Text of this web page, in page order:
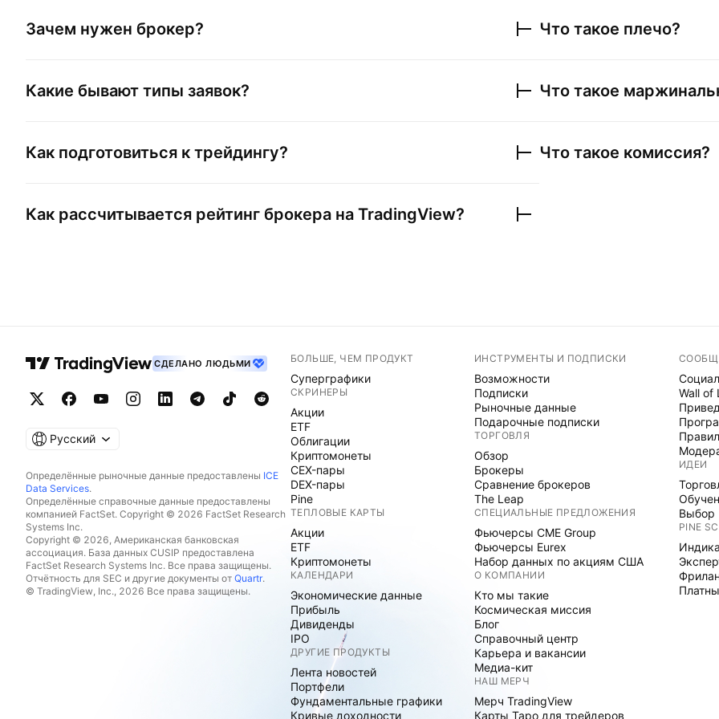
Зачем нужен брокер?
Какие бывают типы заявок?
Как подготовиться к трейдингу?
Как рассчитывается рейтинг брокера на TradingView?
Что такое плечо?
Что такое
Что такое комиссия?
СДЕЛАНО ЛЮДЬМИ
Русский
Определённые рыночные данные предоставлены ICE
Data Services.
Определённые справочные данные предоставлены
компанией FactSet. Copyright © 2026 FactSet Research
Systems Inc.
Copyright © 2026, Американская банковская
ассоциация. База данных CUSIP предоставлена
FactSet Research Systems Inc. Все права защищены.
Отчётность для SEC и другие документы от Quartr.
© TradingView, Inc., 2026 Все права защищены.
БОЛЬШЕ, ЧЕМ ПРОДУКТ
Суперграфики
СКРИНЕРЫ
Акции
ETF
Облигации
Криптомонеты
CEX-пары
DEX-пары
Pine
ТЕПЛОВЫЕ КАРТЫ
Акции
ETF
Криптомонеты
КАЛЕНДАРИ
Экономические данные
Прибыль
Дивиденды
IPO
ДРУГИЕ ПРОДУКТЫ
Лента новостей
Портфели
Фундаментальные графики
Кривые доходности
ИНСТРУМЕНТЫ И ПОДПИСКИ
Возможности
Подписки
Рыночные данные
Подарочные подписки
ТОРГОВЛЯ
Обзор
Брокеры
Сравнение брокеров
The Leap
СПЕЦИАЛЬНЫЕ ПРЕДЛОЖЕНИЯ
Фьючерсы CME Group
Фьючерсы Eurex
Набор данных по акциям США
О КОМПАНИИ
Кто мы такие
Космическая миссия
Блог
Справочный центр
Карьера и вакансии
Медиа-кит
НАШ МЕРЧ
Мерч TradingView
Карты Таро для трейдеров
Wall of
ИДЕИ
Выбор
PINE